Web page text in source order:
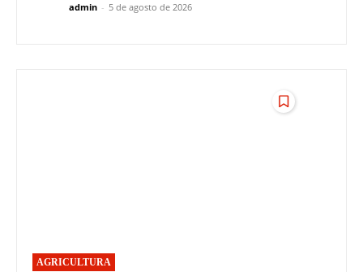
admin - 5 de agosto de 2026
AGRICULTURA